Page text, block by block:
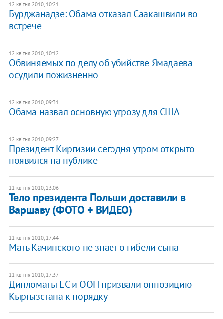
12 квітня 2010, 10:21
Бурджанадзе: Обама отказал Саакашвили во
встрече
12 квітня 2010, 10:12
Обвиняемых по делу об убийстве Ямадаева
осудили пожизненно
12 квітня 2010, 09:31
Обама назвал основную угрозу для США
12 квітня 2010, 09:27
Президент Киргизии сегодня утром открыто
появился на публике
11 квітня 2010, 23:06
Тело президента Польши доставили в
Варшаву (ФОТО + ВИДЕО)
11 квітня 2010, 17:44
Мать Качинского не знает о гибели сына
11 квітня 2010, 17:37
Дипломаты ЕС и ООН призвали оппозицию
Кыргызстана к порядку